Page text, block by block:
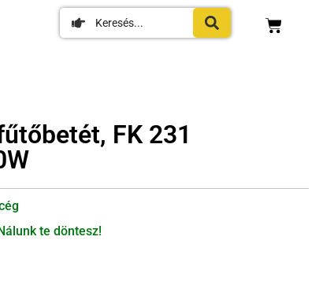
FK 231
te döntesz!